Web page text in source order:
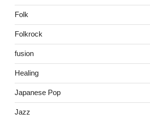
Folk
Folkrock
fusion
Healing
Japanese Pop
Jazz